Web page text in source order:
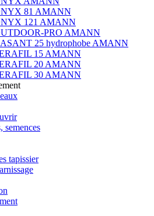
81 AMANN
121 AMANN
PRO AMANN
25 hydrophobe AMANN
15 AMANN
20 AMANN
30 AMANN
semences
tapissier